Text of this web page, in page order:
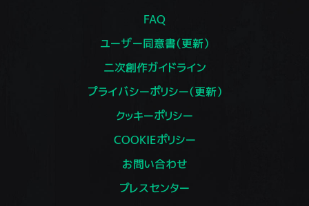
FAQ
ユーザー同意書（更新）
二次創作ガイドライン
プライバシーポリシー（更新）
クッキーポリシー
COOKIEポリシー
お問い合わせ
プレスセンター